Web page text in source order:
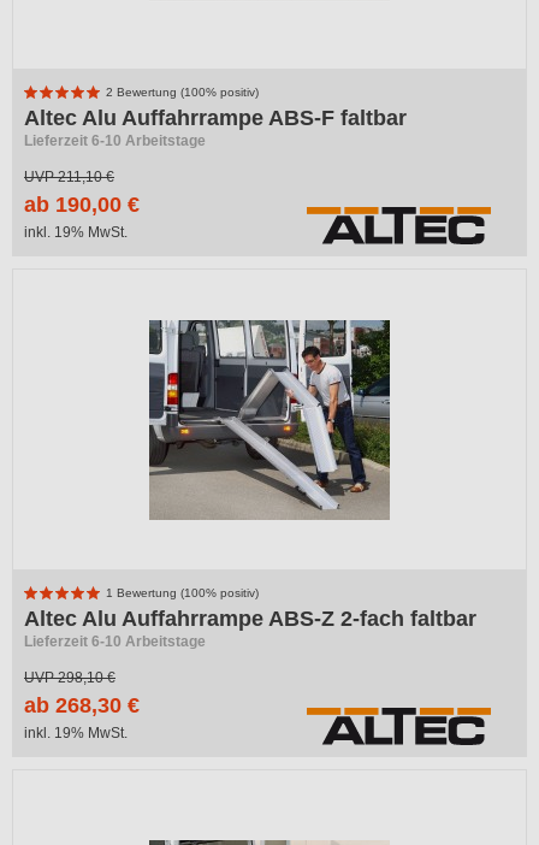
2 Bewertung (100% positiv)
Altec Alu Auffahrrampe ABS-F faltbar
Lieferzeit 6-10 Arbeitstage
UVP211,10 €
ab 190,00 €
inkl. 19% MwSt.
1 Bewertung (100% positiv)
Altec Alu Auffahrrampe ABS-Z 2-fach faltbar
Lieferzeit 6-10 Arbeitstage
UVP298,10 €
ab 268,30 €
inkl. 19% MwSt.